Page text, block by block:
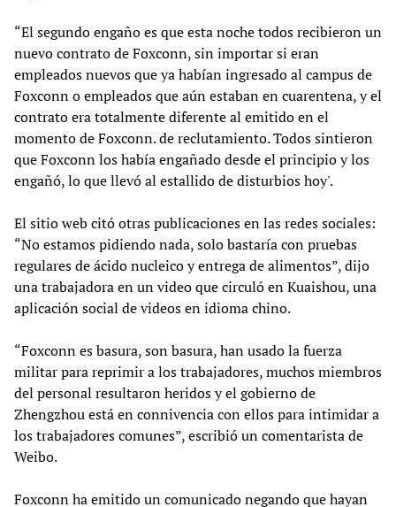
“El segundo engaño es que esta noche todos recibieron un
nuevo contrato de Foxconn, sin importar si eran
empleados nuevos que ya habían ingresado al campus de
Foxconn o empleados que aún estaban en cuarentena, y el
contrato era totalmente diferente al emitido en el
momento de Foxconn. de reclutamiento. Todos sintieron
que Foxconn los había engañado desde el principio y los
engañó, lo que llevó al estallido de disturbios hoy'.
El sitio web citó otras publicaciones en las redes sociales:
“No estamos pidiendo nada, solo bastaría con pruebas
regulares de ácido nucleico y entrega de alimentos”, dijo
una trabajadora en un video que circuló en Kuaishou, una
aplicación social de videos en idioma chino.
“Foxconn es basura, son basura, han usado la fuerza
militar para reprimir a los trabajadores, muchos miembros
del personal resultaron heridos y el gobierno de
Zhengzhou está en connivencia con ellos para intimidar a
los trabajadores comunes”, escribió un comentarista de
Weibo.
Foxconn ha emitido un comunicado negando que hayan